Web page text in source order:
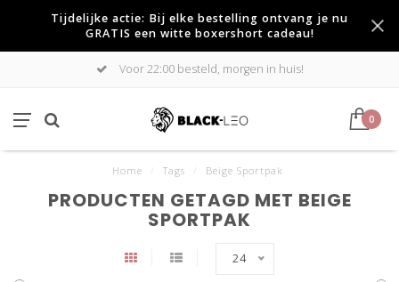
Tijdelijke actie: Bij elke bestelling ontvang je nu
GRATIS een witte boxershort cadeau!
Voor 22:00 besteld, morgen in huis!
0
Home Tags Beige Sportpak
PRODUCTEN GETAGD MET BEIGE
SPORTPAK
24